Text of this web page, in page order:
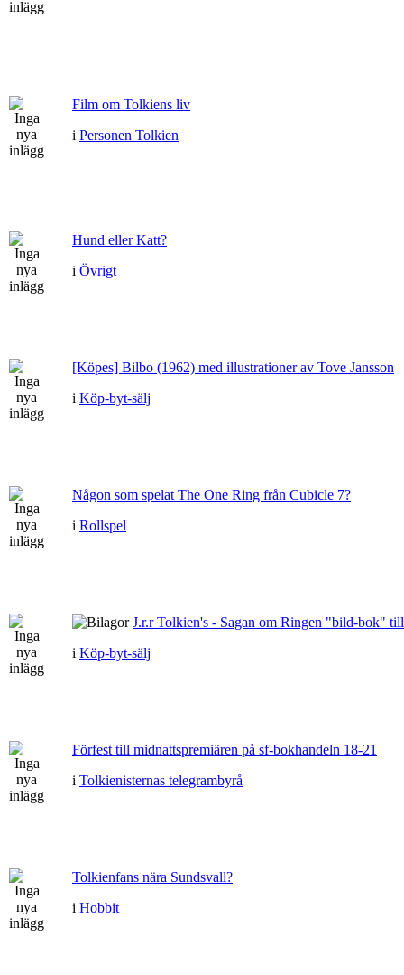
Film om Tolkiens liv
i Personen Tolkien
Hund eller Katt?
i Övrigt
[Köpes] Bilbo (1962) med illustrationer av Tove Jansson
i Köp-byt-sälj
Någon som spelat The One Ring från Cubicle 7?
i Rollspel
J.r.r Tolkien's - Sagan om Ringen "bild-bok"
i Köp-byt-sälj
Förfest till midnattspremiären på sf-bokhandeln 18-21
i Tolkienisternas telegrambyrå
Tolkienfans nära Sundsvall?
i Hobbit